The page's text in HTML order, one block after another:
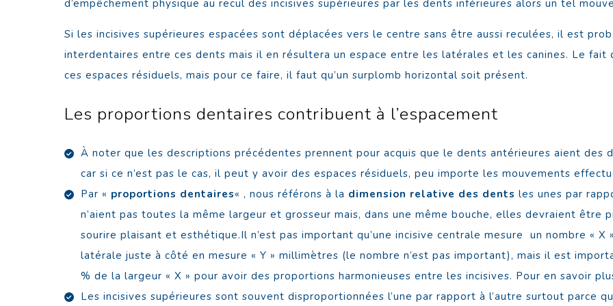
d’empêchement physique au recul des incisives supérieures par les dents inférieures alors un tel
Si les incisives supérieures espacées sont déplacées vers le centre sans être aussi reculées, il est
interdentaires entre ces dents mais il en résultera un espace entre les latérales et les canines. Le
ces espaces résiduels, mais pour ce faire, il faut qu’un surplomb horizontal soit présent.
Les proportions dentaires contribuent à l’espacement
À noter que les descriptions précédentes prennent pour acquis que le dents antérieures aient des
car si ce n’est pas le cas, il peut y avoir des espaces résiduels, peu importe les mouvements
Par « proportions dentaires« , nous référons à la dimension relative des dents les unes par
n’aient pas toutes la même largeur et grosseur mais, dans une même bouche, elles devraient être
sourire plaisant et esthétique.Il n’est pas important qu’une incisive centrale mesure un nombre «
latérale juste à côté en mesure « Y » millimètres (le nombre n’est pas important), mais il est
% de la largeur « X » pour avoir des proportions harmonieuses entre les incisives. Pour en savoir
Les incisives supérieures sont souvent disproportionnées l’une par rapport à l’autre surtout parce